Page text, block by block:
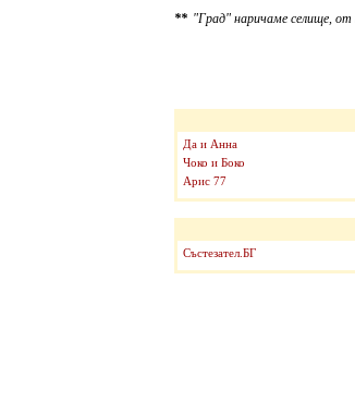
** "Град" наричаме селище,
Да и Анна
Чоко и Боко
Арис 77
Състезател.БГ